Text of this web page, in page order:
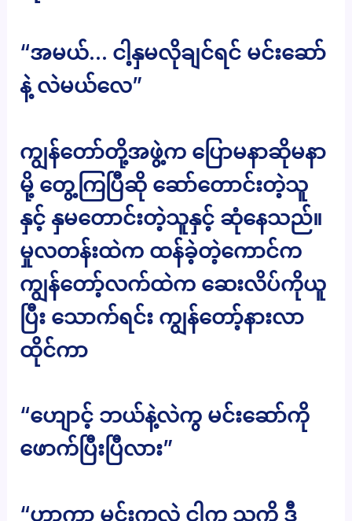
“အမယ်… ငါ့နှမလိုချင်ရင် မင်းဆော်
နဲ့ လဲမယ်လေ”
ကျွန်တော်တို့အဖွဲ့က ပြောမနာဆိုမနာ
မို့ တွေ့ကြပြီဆို ဆော်တောင်းတဲ့သူ
နှင့် နှမတောင်းတဲ့သူနှင့် ဆုံနေသည်။
မှုလတန်းထဲက ထန်ခဲ့တဲ့ကောင်က
ကျွန်တော့်လက်ထဲက ဆေးလိပ်ကိုယူ
ပြီး သောက်ရင်း ကျွန်တော့်နားလာ
ထိုင်ကာ
“ဟျောင့် ဘယ်နဲ့လဲကွ မင်းဆော်ကို
ဖောက်ပြီးပြီလား”
“ဟာကွာ မင်းကလဲ ငါက သူ့ကို ဒီ